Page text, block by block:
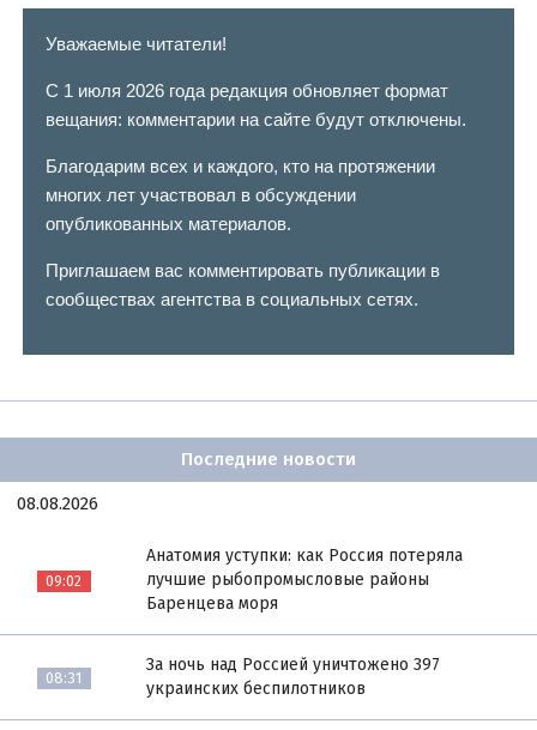
Уважаемые читатели!
С 1 июля 2026 года редакция обновляет формат
вещания: комментарии на сайте будут отключены.
Благодарим всех и каждого, кто на протяжении
многих лет участвовал в обсуждении
опубликованных материалов.
Приглашаем вас комментировать публикации в
сообществах агентства в социальных сетях.
Последние новости
08.08.2026
09:02
Анатомия уступки: как Россия потеряла
лучшие рыбопромысловые районы
Баренцева моря
08:31
За ночь над Россией уничтожено 397
украинских беспилотников